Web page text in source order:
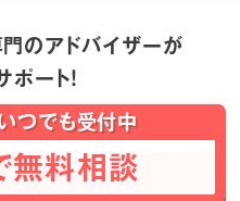
のアドバイザーが
ポート！
でも受付中
無料相談